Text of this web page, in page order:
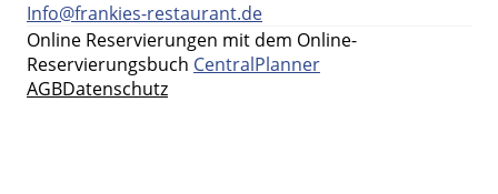
Info@frankies-restaurant.de
Online Reservierungen mit dem Online-
Reservierungsbuch CentralPlanner
AGBDatenschutz